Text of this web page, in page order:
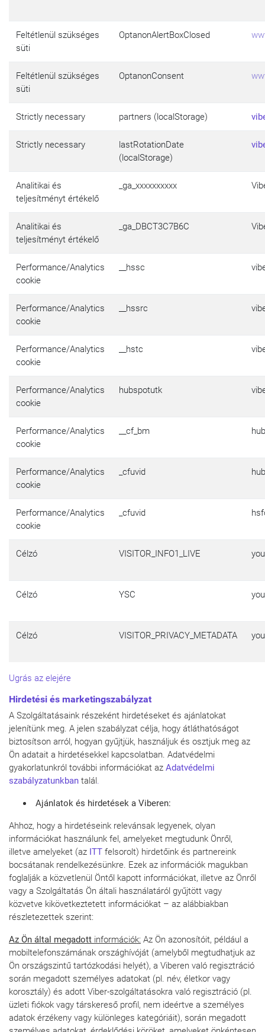
Feltétlenül szükséges
süti
OptanonAlertBoxClosed
Feltétlenül szükséges
süti
OptanonConsent
Strictly necessary partners (localStorage)
Strictly necessary
lastRotationDate
(localStorage)
Analitikai és
teljesítményt értékelő
_ga_xxxxxxxxxx
Analitikai és
teljesítményt értékelő
_ga_DBCT3C7B6C
Performance/Analytics
cookie
__hssc
Performance/Analytics
cookie
__hssrc
Performance/Analytics
cookie
__hstc
Performance/Analytics
cookie
hubspotutk
Performance/Analytics
cookie
__cf_bm
Performance/Analytics
cookie
_cfuvid
Performance/Analytics
cookie
_cfuvid
Célzó VISITOR_INFO1_LIVE
Célzó YSC
Célzó VISITOR_PRIVACY_METADATA
Ugrás az elejére
Hirdetési és marketingszabályzat
A Szolgáltatásaink részeként hirdetéseket és ajánlatokat
jelenítünk meg. A jelen szabályzat célja, hogy átláthatóságot
biztosítson arról, hogyan gyűjtjük, használjuk és osztjuk meg az
Ön adatait a hirdetésekkel kapcsolatban. Adatvédelmi
gyakorlatunkról további információkat az Adatvédelmi
szabályzatunkban talál.
Ajánlatok és hirdetések a Viberen:
Ahhoz, hogy a hirdetéseink relevánsak legyenek, olyan
információkat használunk fel, amelyeket megtudunk Önről,
illetve amelyeket (az ITT felsorolt) hirdetőink és partnereink
bocsátanak rendelkezésünkre. Ezek az információk magukban
foglalják a közvetlenül Öntől kapott információkat, illetve az Önről
vagy a Szolgáltatás Ön általi használatáról gyűjtött vagy
közvetve kikövetkeztetett információkat – az alábbiakban
részletezettek szerint:
Az Ön által megadott információk: Az Ön azonosítóit, például a
mobiltelefonszámának országhívóját (amelyből megtudhatjuk az
Ön országszintű tartózkodási helyét), a Viberen való regisztráció
során megadott személyes adatokat (pl. név, életkor vagy
korosztály) és adott Viber-szolgáltatásokra való regisztráció (pl.
üzleti fiókok vagy társkereső profil, nem ideértve a személyes
adatok érzékeny vagy különleges kategóriáit), során megadott